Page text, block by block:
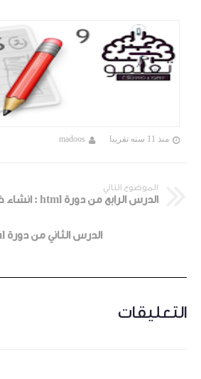
منذ 11 سنه تقريبا madoos
الموضوع التالي
الدرس الرابع من دورة html : انشاء خط مستقيم
الدرس الثاني من دورة html : الأساسيات
التعليقات